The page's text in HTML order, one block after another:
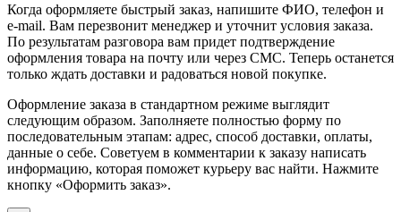
Когда оформляете быстрый заказ, напишите ФИО, телефон и
e-mail. Вам перезвонит менеджер и уточнит условия заказа.
По результатам разговора вам придет подтверждение
оформления товара на почту или через СМС. Теперь останется
только ждать доставки и радоваться новой покупке.
Оформление заказа в стандартном режиме выглядит
следующим образом. Заполняете полностью форму по
последовательным этапам: адрес, способ доставки, оплаты,
данные о себе. Советуем в комментарии к заказу написать
информацию, которая поможет курьеру вас найти. Нажмите
кнопку «Оформить заказ».